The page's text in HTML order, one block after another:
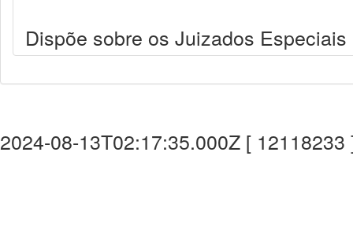
Dispõe sobre os Juizados
2024-08-13T02:17:35.000Z [ 12118233